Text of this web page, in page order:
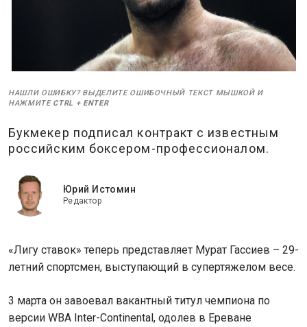
НАШЛИ ОШИБКУ? ВЫДЕЛИТЕ ОШИБОЧНЫЙ ТЕКСТ МЫШКОЙ И
НАЖМИТЕ CTRL + ENTER
Букмекер подписал контракт с известным
российским боксером-профессионалом.
Юрий Истомин
Редактор
«Лигу ставок» теперь представляет Мурат Гассиев – 29-
летний спортсмен, выступающий в супертяжелом весе.
3 марта он завоевал вакантный титул чемпиона по
версии WBA Inter-Continental, одолев в Ереване